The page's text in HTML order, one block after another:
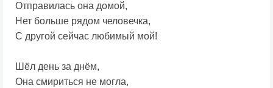
Отправилась она домой,
Нет больше рядом человечка,
С другой сейчас любимый мой!
Шёл день за днём,
Она смириться не могла,